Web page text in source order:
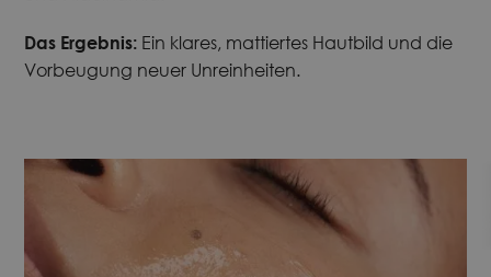
Das Ergebnis: Ein klares, mattiertes Hautbild und die
Vorbeugung neuer Unreinheiten.